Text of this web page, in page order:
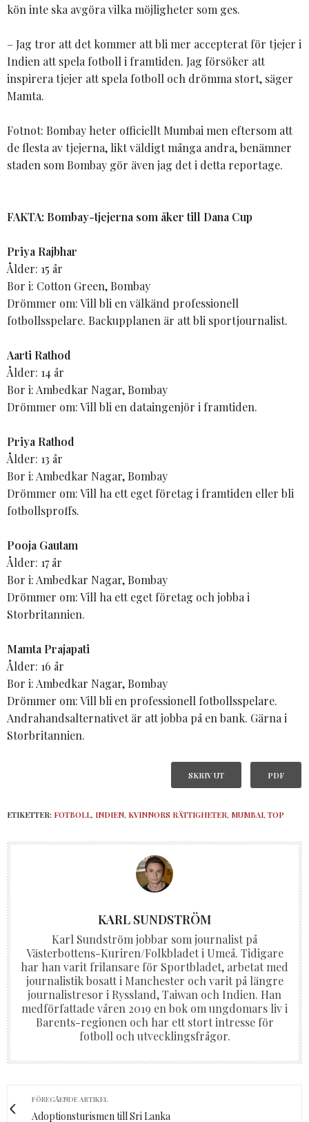
kön inte ska avgöra vilka möjligheter som ges.
– Jag tror att det kommer att bli mer accepterat för tjejer i
Indien att spela fotboll i framtiden. Jag försöker att
inspirera tjejer att spela fotboll och drömma stort, säger
Mamta.
Fotnot: Bombay heter officiellt Mumbai men eftersom att
de flesta av tjejerna, likt väldigt många andra, benämner
staden som Bombay gör även jag det i detta reportage.
FAKTA: Bombay-tjejerna som åker till Dana Cup
Priya Rajbhar
Ålder: 15 år
Bor i: Cotton Green, Bombay
Drömmer om: Vill bli en välkänd professionell
fotbollsspelare. Backupplanen är att bli sportjournalist.
Aarti Rathod
Ålder: 14 år
Bor i: Ambedkar Nagar, Bombay
Drömmer om: Vill bli en dataingenjör i framtiden.
Priya Rathod
Ålder: 13 år
Bor i: Ambedkar Nagar, Bombay
Drömmer om: Vill ha ett eget företag i framtiden eller bli
fotbollsproffs.
Pooja Gautam
Ålder: 17 år
Bor i: Ambedkar Nagar, Bombay
Drömmer om: Vill ha ett eget företag och jobba i
Storbritannien.
Mamta Prajapati
Ålder: 16 år
Bor i: Ambedkar Nagar, Bombay
Drömmer om: Vill bli en professionell fotbollsspelare.
Andrahandsalternativet är att jobba på en bank. Gärna i
Storbritannien.
SKRIV UT PDF
ETIKETTER: FOTBOLL, INDIEN, KVINNORS RÄTTIGHETER, MUMBAI, TOP
KARL SUNDSTRÖM
Karl Sundström jobbar som journalist på
Västerbottens-Kuriren/Folkbladet i Umeå. Tidigare
har han varit frilansare för Sportbladet, arbetat med
journalistik bosatt i Manchester och varit på längre
journalistresor i Ryssland, Taiwan och Indien. Han
medförfattade våren 2019 en bok om ungdomars liv i
Barents-regionen och har ett stort intresse för
fotboll och utvecklingsfrågor.
FÖREGÅENDE ARTIKEL
Adoptionsturismen till Sri Lanka